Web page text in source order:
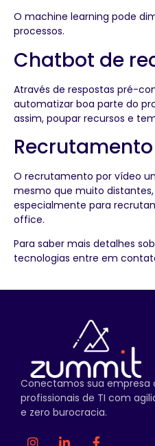
O machine learning pode
processos.
Chatbot de
Através de respostas pré-
automatizar boa parte do
assim, poupar recursos e
O recrutamento por vídeo
mesmo que muito
especialmente para
office.
Para saber mais detalhes
tecnologias entre em
Conectamos sua empresa
profissionais de TI com
e zero burocracia.